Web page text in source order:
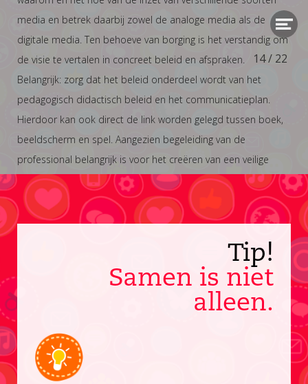
media en betrek daarbij zowel de analoge media als de
digitale media. Ten behoeve van borging is het verstandig om
de visie te vertalen in concreet beleid en afspraken.
Belangrijk: zorg dat het beleid onderdeel wordt van het
pedagogisch didactisch beleid en het communicatieplan.
Hierdoor kan ook direct de link worden gelegd tussen boek,
beeldscherm en spel. Aangezien begeleiding van de
professional belangrijk is voor het creëren van een veilige
omgeving en plezier en de interactie zorgt voor een effect op
de ontwikkeling, is het belangrijk ook vooral stil te staan bij de
rol van de professionals. Deze rol gaat verder dan de rol van
Tip!
Samen is niet
alleen.
14/ 22